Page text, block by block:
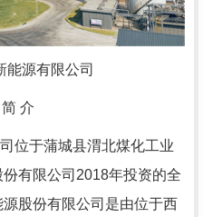
能源有限公司
介
位于蒲城县渭北煤化工业
有限公司 2018年投资的全
股份有限公司是由位于西